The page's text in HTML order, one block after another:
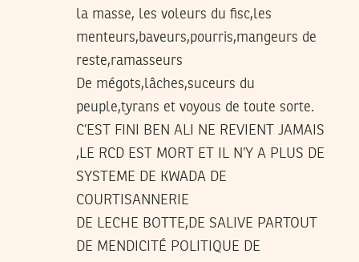
la masse, les voleurs du fisc,les
menteurs,baveurs,pourris,mangeurs de
reste,ramasseurs
De mégots,lâches,suceurs du
peuple,tyrans et voyous de toute sorte.
C’EST FINI BEN ALI NE REVIENT JAMAIS
,LE RCD EST MORT ET IL N’Y A PLUS DE
SYSTEME DE KWADA DE
COURTISANNERIE
DE LECHE BOTTE,DE SALIVE PARTOUT
DE MENDICITÉ POLITIQUE DE